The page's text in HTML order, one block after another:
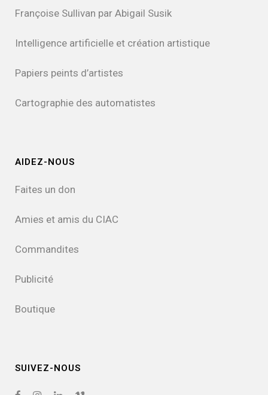
Françoise Sullivan par Abigail Susik
Intelligence artificielle et création artistique
Papiers peints d’artistes
Cartographie des automatistes
AIDEZ-NOUS
Faites un don
Amies et amis du CIAC
Commandites
Publicité
Boutique
SUIVEZ-NOUS